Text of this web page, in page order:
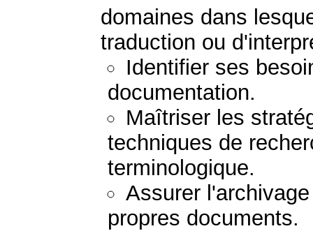
domaines dans
traduction ou
Identifier ses
documentation.
Maîtriser les
techniques de
terminologique.
Assurer
propres documents.